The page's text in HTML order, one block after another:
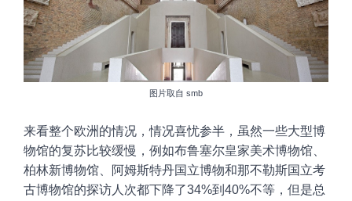
图片取自 smb
来看整个欧洲的情况 ，情况喜忧参半，虽然一些大型博
物馆的复苏比较缓慢，例如布鲁塞尔皇家美术博物馆、
柏林新博物馆、阿姆斯特丹国立博物和那不勒斯国立考
古博物馆的探访人次都下降了34%到40%不等，但是总